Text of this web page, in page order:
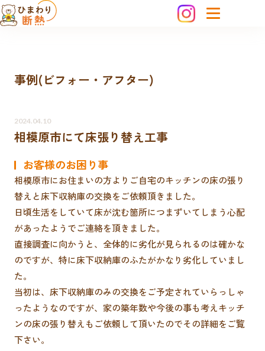
事例(ビフォー・アフター)
2024.04.10
相模原市にて床張り替え工事
お客様のお困り事
相模原市にお住まいの方よりご自宅のキッチンの床の張り
替えと床下収納庫の交換をご依頼頂きました。
日頃生活をしていて床が沈む箇所につまずいてしまう心配
があったようでご連絡を頂きました。
直接調査に向かうと、全体的に劣化が見られるのは確かな
のですが、特に床下収納庫のふたがかなり劣化していまし
た。
当初は、床下収納庫のみの交換をご予定されていらっしゃ
ったようなのですが、家の築年数や今後の事も考えキッチ
ンの床の張り替えもご依頼して頂いたのでその詳細をご覧
下さい。